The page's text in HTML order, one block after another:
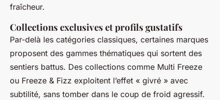
fraîcheur.
Collections exclusives et profils gustatifs
Par-delà les catégories classiques, certaines marques
proposent des gammes thématiques qui sortent des
sentiers battus. Des collections comme Multi Freeze
ou Freeze & Fizz exploitent l’effet « givré » avec
subtilité, sans tomber dans le coup de froid agressif.